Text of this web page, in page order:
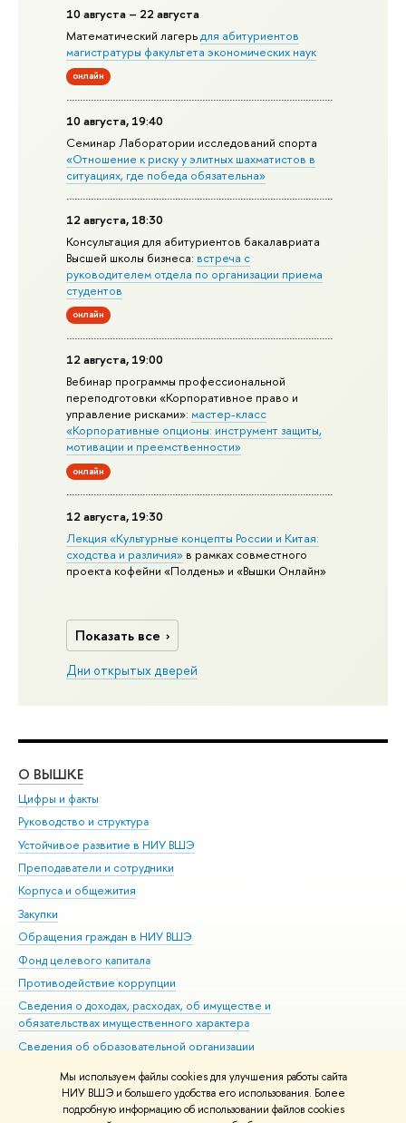
Мы используем файлы cookies для улучшения работы сайта
НИУ ВШЭ и большего удобства его использования. Более
подробную информацию об использовании файлов cookies
10 августа – 22 августа
Математический лагерьдля абитуриентов
магистратуры факультета экономических наук
онлайн
10 августа, 19:40
Семинар Лаборатории исследований спорта
«Отношение к риску у элитных шахматистов в
ситуациях, где победа обязательна»
12 августа, 18:30
Консультация для абитуриентов бакалавриата
Высшей школы бизнеса: встреча с
руководителем отдела по организации приема
студентов
онлайн
12 августа, 19:00
Вебинар программы профессиональной
переподготовки «Корпоративное право и
управление рисками»:мастер-класс
«Корпоративные опционы: инструмент защиты,
мотивации и преемственности»
онлайн
12 августа, 19:30
Лекция «Культурные концепты России и Китая:
сходства и различия» в рамках совместного
проекта кофейни «Полдень» и «Вышки Онлайн»
Показать все
Дни открытых дверей
О ВЫШКЕ
Цифры и факты
Руководство и структура
Устойчивое развитие в НИУ ВШЭ
Преподаватели и сотрудники
Корпуса и общежития
Закупки
Обращения граждан в НИУ ВШЭ
Фонд целевого капитала
Противодействие коррупции
Сведения о доходах, расходах, об имуществе и
обязательствах имущественного характера
Сведения об образовательной организации
Людям с ограниченными возможностями здоровья
Единая платежная страница
Работа в Вышке